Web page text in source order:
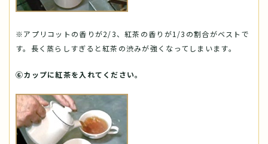
※アプリコットの香りが2/3、紅茶の香りが1/3の割合がベストで
す。長く蒸らしすぎると紅茶の渋みが強くなってしまいます。
⑥カップに紅茶を入れてください。